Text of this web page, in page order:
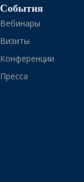
События
Вебинары
Визиты
Конференции
Пресса